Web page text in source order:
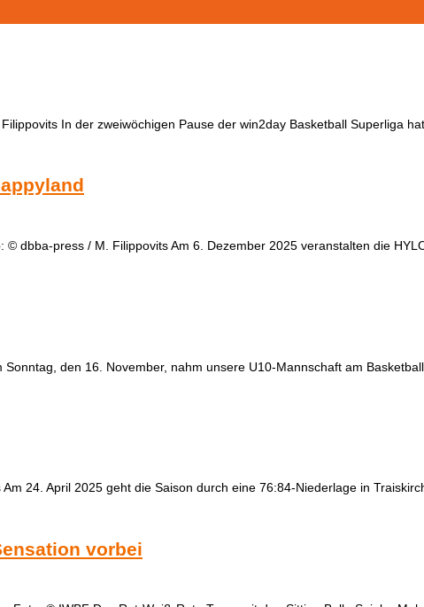
In der zweiwöchigen Pause der win2day Basketball Superliga
dbba-press / M. Filippovits Am 6. Dezember 2025 veranstalten die
den 16. November, nahm unsere U10-Mannschaft am
24. April 2025 geht die Saison durch eine 76:84-Niederlage in
vorbei